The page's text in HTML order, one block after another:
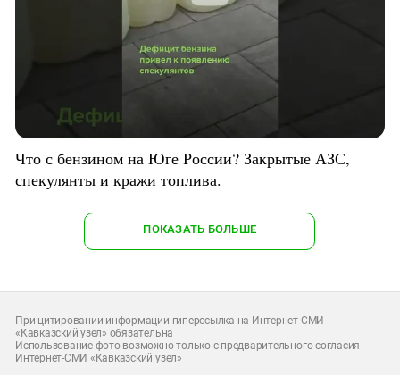
Что с бензином на Юге России? Закрытые АЗС,
спекулянты и кражи топлива.
ПОКАЗАТЬ БОЛЬШЕ
При цитировании информации гиперссылка на Интернет-СМИ
«Кавказский узел» обязательна
Использование фото возможно только с предварительного согласия
Интернет-СМИ «Кавказский узел»